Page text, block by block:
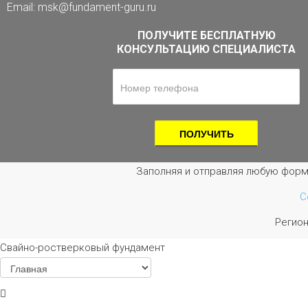
Email: msk@fundament-guru.ru
ПОЛУЧИТЕ БЕСПЛАТНУЮ
КОНСУЛЬТАЦИЮ СПЕЦИАЛИСТА
Заполняя и отправляя любую
Свайно-ростверковый фундамент